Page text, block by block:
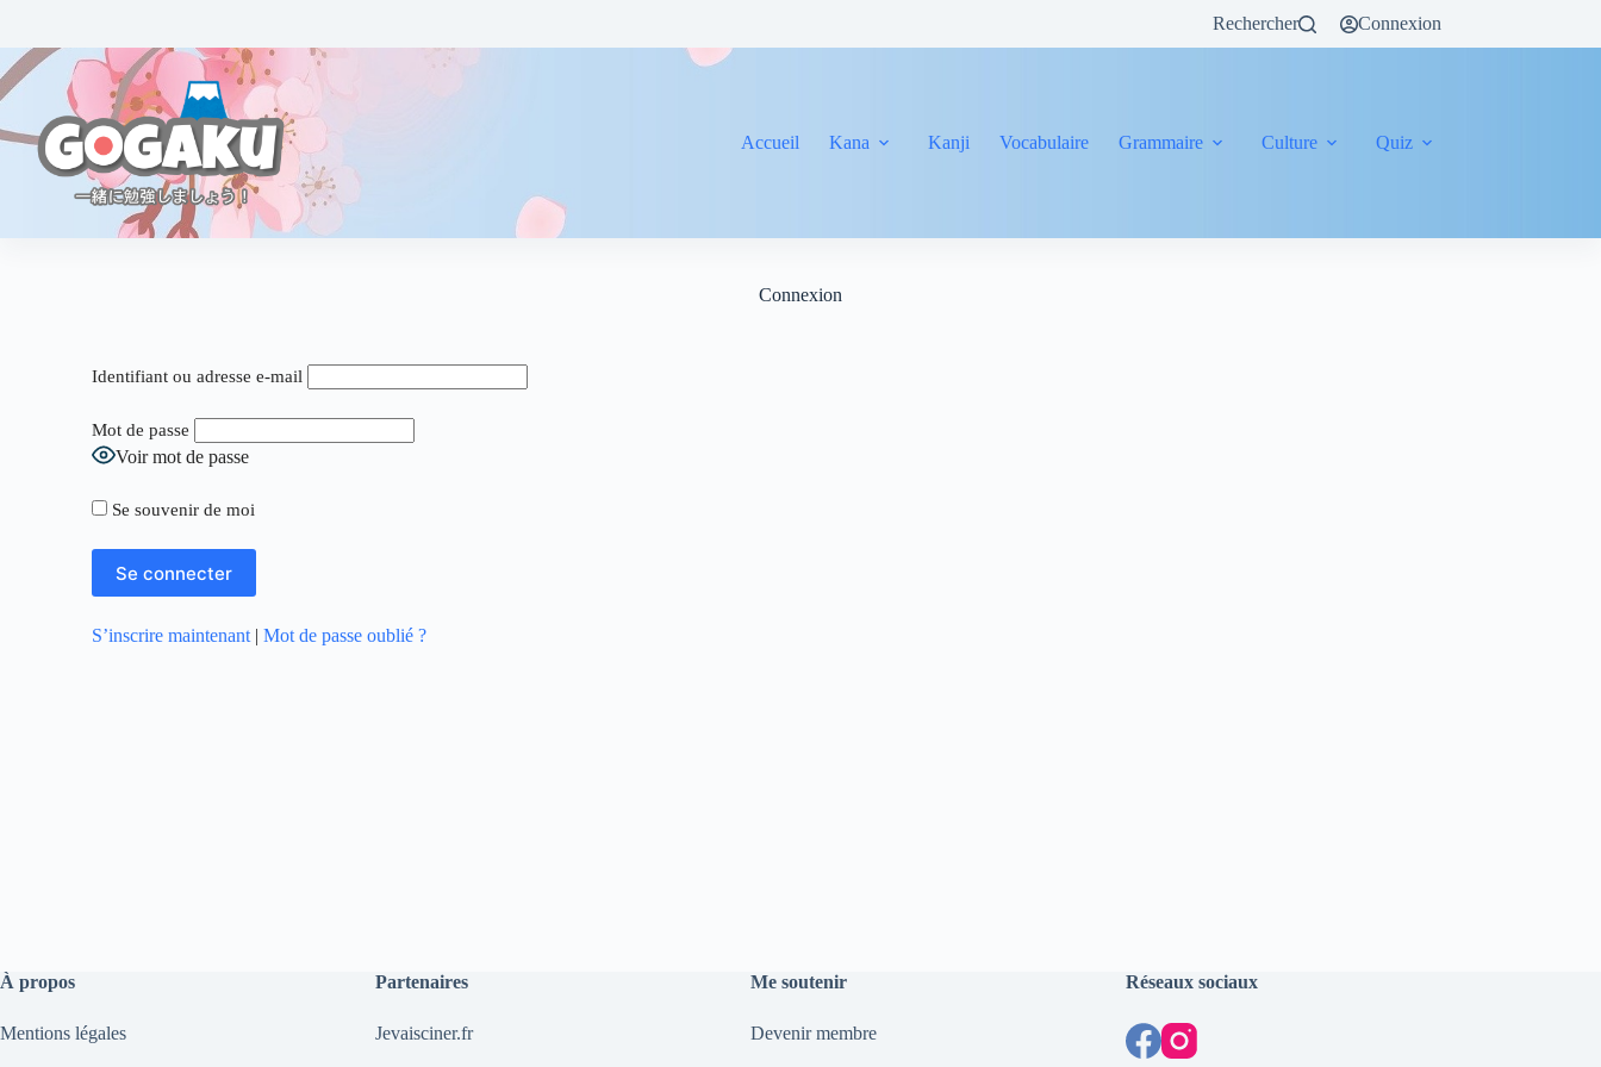
Rechercher Connexion
Accueil Kana Kanji Vocabulaire Grammaire Culture Quiz
Connexion
Identifiant ou adresse e-mail
Mot de passe
Voir mot de passe
Se souvenir de moi
S’inscrire maintenant |Mot de passe oublié ?
À propos
Mentions légales
Partenaires
Jevaisciner.fr
Me soutenir
Devenir membre
Réseaux sociaux